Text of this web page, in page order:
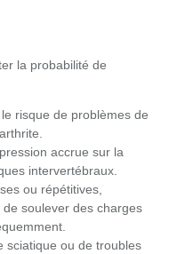
la probabilité de
risque de problèmes de
accrue sur la
intervertébraux.
ou répétitives,
soulever des charges
sciatique ou de troubles